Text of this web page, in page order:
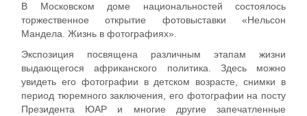
В Московском доме национальностей состоялось
торжественное открытие фотовыставки «Нельсон
Мандела. Жизнь в фотографиях».
Экспозиция посвящена различным этапам жизни
выдающегося африканского политика. Здесь можно
увидеть его фотографии в детском возрасте, снимки в
период тюремного заключения, его фотографии на посту
Президента ЮАР и многие другие запечатленные